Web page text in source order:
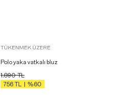
TÜKENMEK ÜZERE
Polo yaka vatkalı bluz
1.890TL
756 TL %60